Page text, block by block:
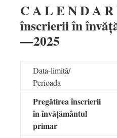
C A L E N D A
înscrierii în
—2025
Data-limită/
Perioada
Pregătirea înscrierii
în învățământul
primar